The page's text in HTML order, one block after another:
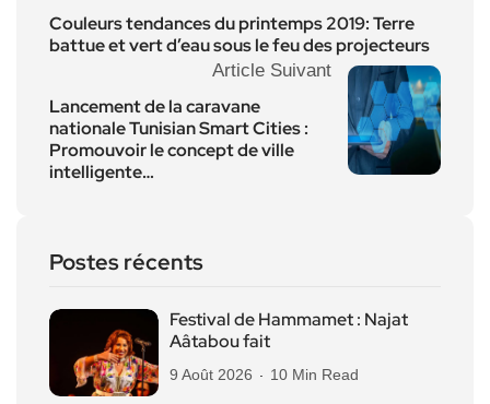
Couleurs tendances du printemps 2019: Terre
battue et vert d’eau sous le feu des projecteurs
Article Suivant
Lancement de la caravane
nationale Tunisian Smart Cities :
Promouvoir le concept de ville
intelligente…
Postes récents
Festival de Hammamet : Najat
Aâtabou fait
9 Août 2026 10 Min Read